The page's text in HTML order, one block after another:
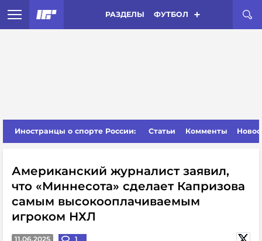
РАЗДЕЛЫ ФУТБОЛ
Иностранцы о спорте России: Статьи Комменты
Американский журналист заявил,
что «Миннесота» сделает Капризова
самым высокооплачиваемым
игроком НХЛ
11.06.2025 1